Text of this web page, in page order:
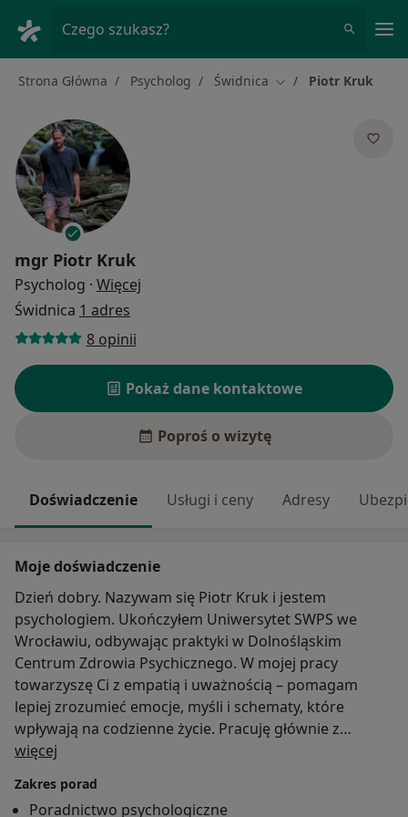
Czego szukasz?
Strona Główna Psycholog Świdnica Zmień miasto
Piotr Kruk
mgr Piotr Kruk
Psycholog · Więcej
Świdnica 1 adres
8 opinii
Pokaż dane kontaktowe
Poproś o wizytę
Doświadczenie Usługi i ceny Adresy
Moje doświadczenie
Dzień dobry. Nazywam się Piotr Kruk i jestem
psychologiem. Ukończyłem Uniwersytet SWPS we
Wrocławiu, odbywając praktyki w Dolnośląskim
Centrum Zdrowia Psychicznego. W mojej pracy
towarzyszę Ci z empatią i uważnością – pomagam
lepiej zrozumieć emocje, myśli i schematy, które
wpływają na codzienne życie. Pracuję głównie z
młodzieżą i dorosłymi, wspierając ich w trudnościach
więcej
Zakres porad
Poradnictwo psychologiczne